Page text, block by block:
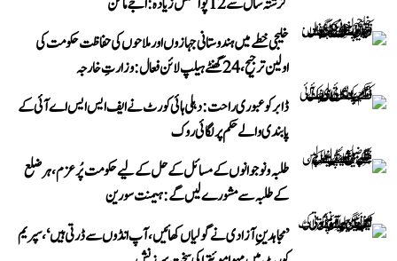
خلیجی خطے میں ہندوستانی جہازوں اور ملاحوں کی حفاظت حکومت کی
اولین ترجیح، 24 گھنٹے ہیلپ لائن فعال: وزارتِ خارجہ
ڈابر کو عبوری راحت: دہلی ہائی کورٹ نے ایف ایس ایس اے آئی کے
پابندی والے حکم پر لگائی روک
طلبہ و نوجوانوں کے مسائل کے حل کے لیے حکومت پُرعزم، ہر ضلع
کے طلبہ سے مشورے لیں گے: ہیمنت سورین
’مجاہدینِ آزادی نے گولیاں کھائیں، آپ انڈوں سے ڈرتی ہیں‘، سپریم